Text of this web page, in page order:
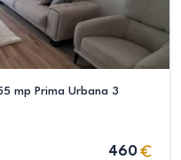
mp Prima Urbana 3
460